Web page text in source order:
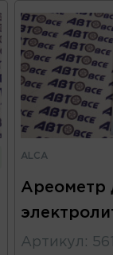
ALCA
Ареометр
Артикул :